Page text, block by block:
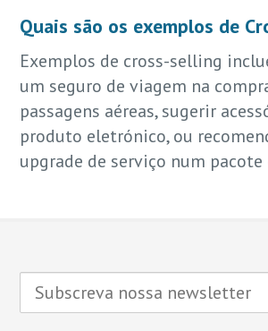
Quais são os exemplos de
Exemplos de cross-selling
um seguro de viagem na
passagens aéreas, sugerir
produto eletrónico, ou
upgrade de serviço num